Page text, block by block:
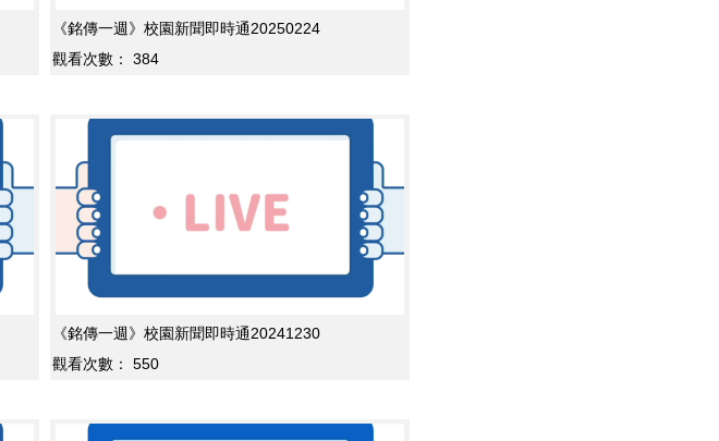
《銘傳一週》校園新聞即時通20250224
觀看次數：
384
《銘傳一週》校園新聞即時通20241230
觀看次數：
550